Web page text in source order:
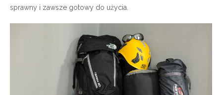
sprawny i zawsze gotowy do użycia.